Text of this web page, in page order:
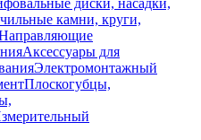
диски, насадки,
камни, круги,
Аксессуары для
Электромонтажный
Плоскогубцы,